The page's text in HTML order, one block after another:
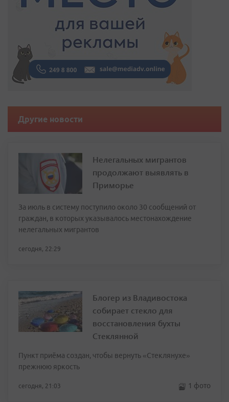
Другие новости
Нелегальных мигрантов
продолжают выявлять в
Приморье
За июль в систему поступило около 30 сообщений от
граждан, в которых указывалось местонахождение
нелегальных мигрантов
сегодня, 22:29
Блогер из Владивостока
собирает стекло для
восстановления бухты
Стеклянной
Пункт приёма создан, чтобы вернуть «Стеклянухе»
прежнюю яркость
сегодня, 21:03 1 фото